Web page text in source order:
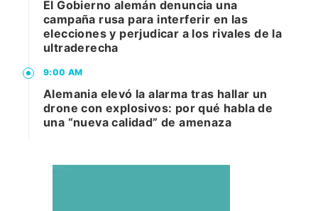
El Gobierno alemán denuncia una
campaña rusa para interferir en las
elecciones y perjudicar a los rivales de la
ultraderecha
9:00 AM
Alemania elevó la alarma tras hallar un
drone con explosivos: por qué habla de
una “nueva calidad” de amenaza